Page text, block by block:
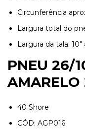
Circunferência
Largura total do
Largura da tala: 10"
PNEU 26/
AMARELO
40 Shore
CÓD: AGP016